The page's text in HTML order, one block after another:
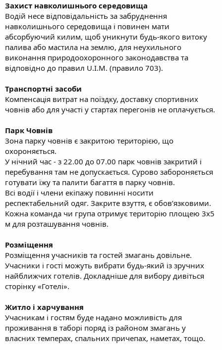
Захист навколишнього середовища
Водій несе відповідальність за забруднення
навколишнього середовища і повинен мати
абсорбуючий килим, щоб уникнути будь-якого витоку
палива або мастила на землю, для неухильного
виконання природоохоронного законодавства та
відповідно до правил U.I.M. (правило 703).
Транспортні засоби
Компенсація витрат на поїздку, доставку спортивних
човнів або для участі у стартах перегонів не оплачується.
Парк Човнів
Зона парку човнів є закритою територією, що
охороняється.
У нічний час - з 22.00 до 07.00 парк човнів закритий і
перебування там не допускається. Сурово забороняється
готувати їжу та палити багаття в парку човнів.
Всі водії і члени екіпажу повинні носити
респектабельний одяг. Закрите взуття, є обов’язковими.
Кожна команда чи група отримує територію площею 3x5
м для розташування човнів.
Розміщення
Розміщення учасників та гостей змагань довільне.
Учасники і гості можуть вибрати будь-який із зручних
найближчих готелів. Докладніше для вибору дивіться
сторінку «Готелі».
Житло і харчування
Учасникам і гостям буде надано можливість для
проживання в таборі поряд із районом змагань у
власних темперах, спальних причепах, наметах, тощо.